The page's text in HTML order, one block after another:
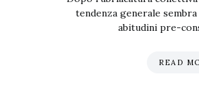
tendenza generale
abitudini pre-
READ